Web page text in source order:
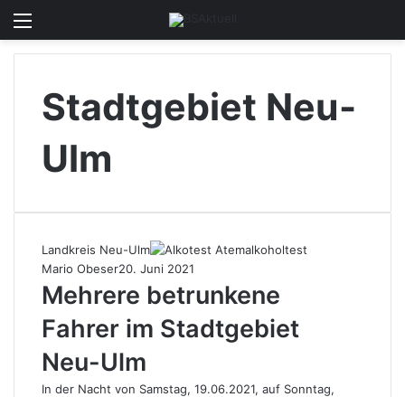
Stadtgebiet Neu-
Ulm
Landkreis Neu-Ulm
Mario Obeser20. Juni 2021
Mehrere betrunkene
Fahrer im Stadtgebiet
Neu-Ulm
In der Nacht von Samstag, 19.06.2021, auf Sonntag,